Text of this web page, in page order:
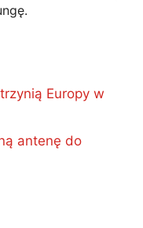
Europy w
antenę do